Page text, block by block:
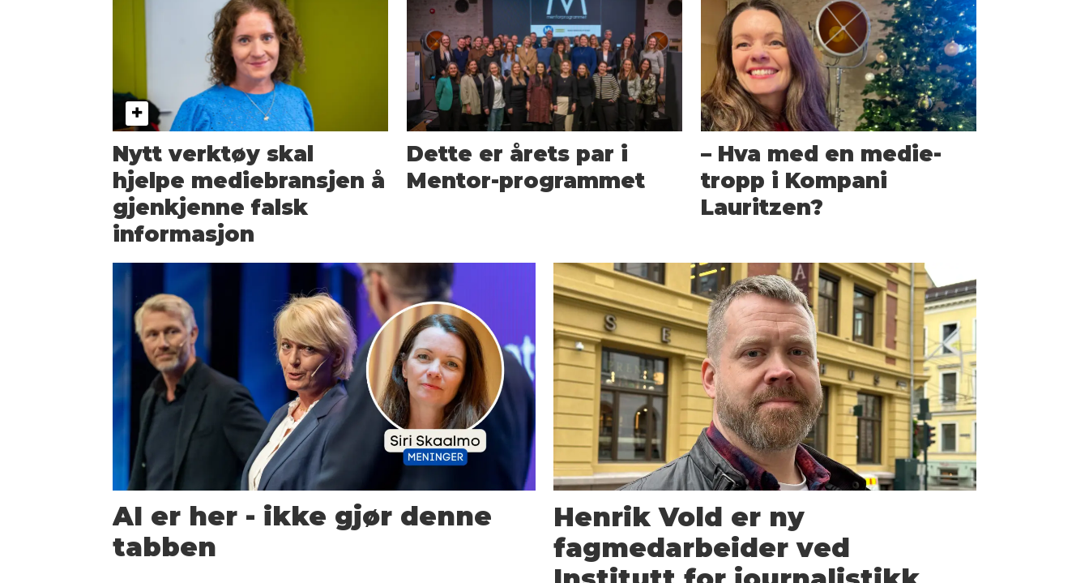
Nytt verktøy skal
hjelpe mediebransjen å
gjenkjenne falsk
informasjon
Dette er årets par i
Mentor-programmet
– Hva med en medie-
tropp i Kompani
Lauritzen?
AI er her - ikke gjør denne
tabben
Henrik Vold er ny
fagmedarbeider ved